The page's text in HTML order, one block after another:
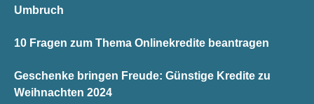
Umbruch
10 Fragen zum Thema Onlinekredite beantragen
Geschenke bringen Freude: Günstige Kredite zu
Weihnachten 2024